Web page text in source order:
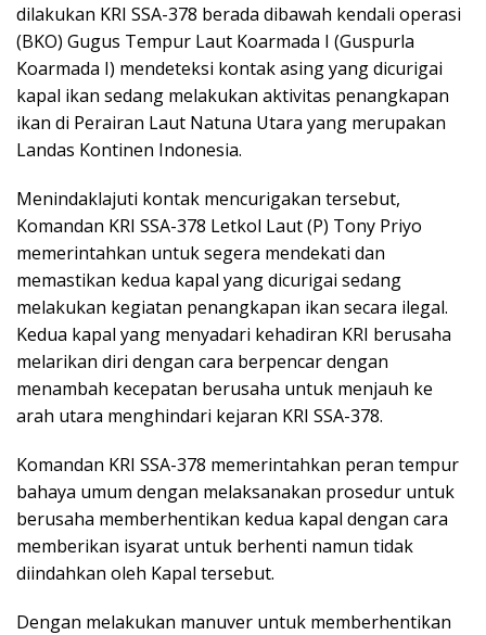
dilakukan KRI SSA-378 berada dibawah kendali operasi
(BKO) Gugus Tempur Laut Koarmada I (Guspurla
Koarmada I) mendeteksi kontak asing yang dicurigai
kapal ikan sedang melakukan aktivitas penangkapan
ikan di Perairan Laut Natuna Utara yang merupakan
Landas Kontinen Indonesia.
Menindaklajuti kontak mencurigakan tersebut,
Komandan KRI SSA-378 Letkol Laut (P) Tony Priyo
memerintahkan untuk segera mendekati dan
memastikan kedua kapal yang dicurigai sedang
melakukan kegiatan penangkapan ikan secara ilegal.
Kedua kapal yang menyadari kehadiran KRI berusaha
melarikan diri dengan cara berpencar dengan
menambah kecepatan berusaha untuk menjauh ke
arah utara menghindari kejaran KRI SSA-378.
Komandan KRI SSA-378 memerintahkan peran tempur
bahaya umum dengan melaksanakan prosedur untuk
berusaha memberhentikan kedua kapal dengan cara
memberikan isyarat untuk berhenti namun tidak
diindahkan oleh Kapal tersebut.
Dengan melakukan manuver untuk memberhentikan